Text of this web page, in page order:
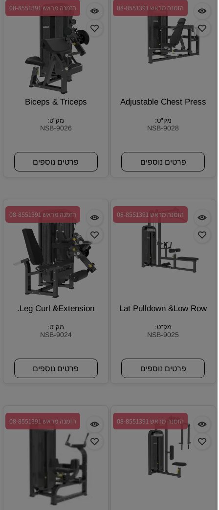
הזמנה מראש 08-8551391
Adjustable Chest Press
מק"ט:
NSB-9028
פרטים נוספים
הזמנה מראש 08-8551391
Biceps & Triceps
מק"ט:
NSB-9026
פרטים נוספים
הזמנה מראש 08-8551391
Lat Pulldown &Low Row
מק"ט:
NSB-9025
פרטים נוספים
הזמנה מראש 08-8551391
Leg Curl &Extension.
מק"ט:
NSB-9024
פרטים נוספים
הזמנה מראש 08-8551391 הזמנה מראש 08-8551391